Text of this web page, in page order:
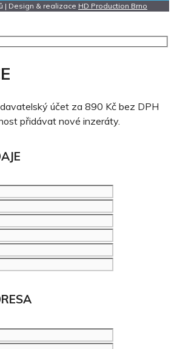
| Design & realizace HD Production Brno
účet za 890 Kč bez DPH
přidávat nové inzeráty.